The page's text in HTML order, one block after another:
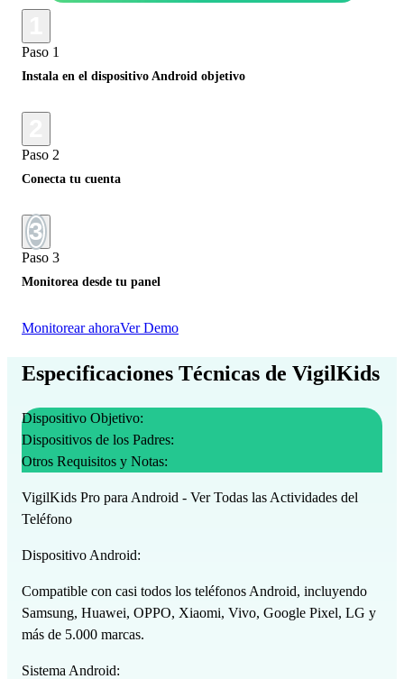
Paso 1
Instala en el dispositivo Android objetivo
Paso 2
Conecta tu cuenta
3
Paso 3
Monitorea desde tu panel
Monitorear ahoraVer Demo
Especificaciones Técnicas de VigilKids
Dispositivo Objetivo:
Dispositivos de los Padres:
Otros Requisitos y Notas:
VigilKids Pro para Android - Ver Todas las Actividades del
Teléfono
Dispositivo Android:
Compatible con casi todos los teléfonos Android, incluyendo
Samsung, Huawei, OPPO, Xiaomi, Vivo, Google Pixel, LG y
más de 5.000 marcas.
Sistema Android: